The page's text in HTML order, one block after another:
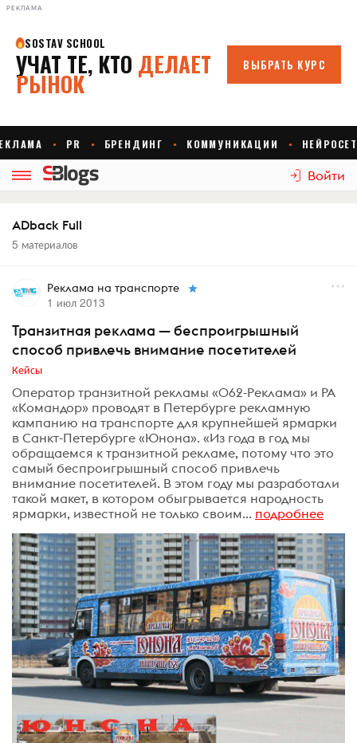
РЕКЛАМА
Войти
ADback Full
5 материалов
Реклама на транспорте
1 июл 2013
Транзитная реклама — беспроигрышный
способ привлечь внимание посетителей
Кейсы
Оператор транзитной рекламы «062-Реклама» и РА
«Командор» проводят в Петербурге рекламную
кампанию на транспорте для крупнейшей ярмарки
в Санкт-Петербурге «Юнона». «Из года в год мы
обращаемся к транзитной рекламе, потому что это
самый беспроигрышный способ привлечь
внимание посетителей. В этом году мы разработали
такой макет, в котором обыгрывается народность
ярмарки, известной не только своим... подробнее